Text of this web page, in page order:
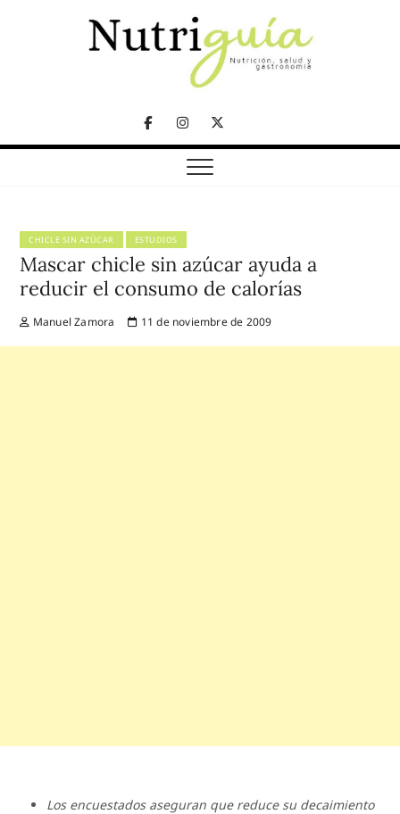
FacebookInstagram
Twitter
Telegram
Nutriguía (Desde
2002)
CHICLE SIN AZÚCAR ESTUDIOS
Mascar chicle sin azúcar ayuda a
reducir el consumo de calorías
Manuel Zamora 11 de noviembre de 2009
Los encuestados aseguran que reduce su decaimiento